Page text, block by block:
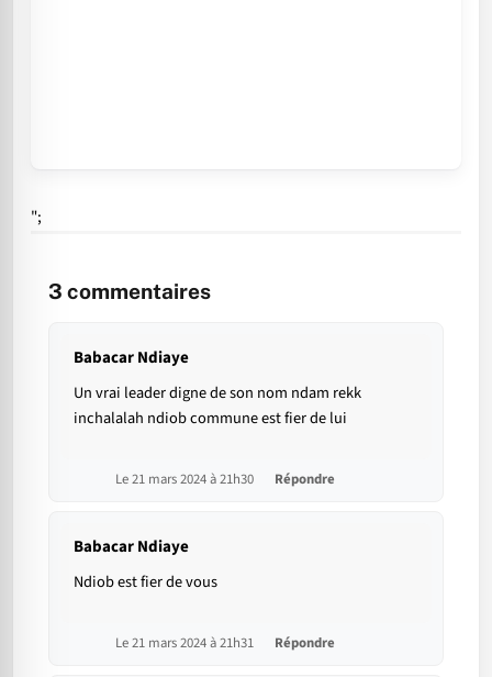
";
3 commentaires
Babacar Ndiaye
Un vrai leader digne de son nom ndam rekk
inchalalah ndiob commune est fier de lui
Le 21 mars 2024 à 21h30 Répondre
Babacar Ndiaye
Ndiob est fier de vous
Le 21 mars 2024 à 21h31 Répondre